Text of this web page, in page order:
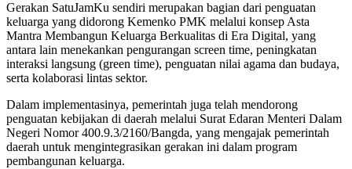
Gerakan SatuJamKu sendiri merupakan bagian dari penguatan
keluarga yang didorong Kemenko PMK melalui konsep Asta
Mantra Membangun Keluarga Berkualitas di Era Digital, yang
antara lain menekankan pengurangan screen time, peningkatan
interaksi langsung (green time), penguatan nilai agama dan budaya,
serta kolaborasi lintas sektor.
Dalam implementasinya, pemerintah juga telah mendorong
penguatan kebijakan di daerah melalui Surat Edaran Menteri Dalam
Negeri Nomor 400.9.3/2160/Bangda, yang mengajak pemerintah
daerah untuk mengintegrasikan gerakan ini dalam program
pembangunan keluarga.